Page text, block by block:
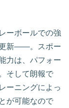
ーボールでの強
更新――。スポー
力は、パフォー
そして朗報で
ーニングによっ
が可能なので